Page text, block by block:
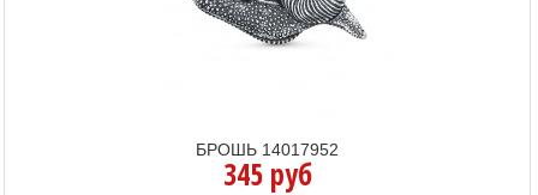
БРОШЬ 14017952
345 руб